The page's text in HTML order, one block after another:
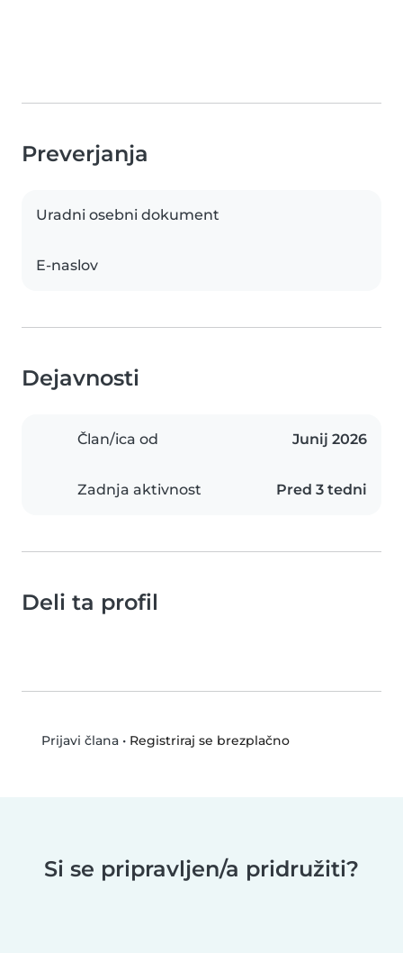
Preverjanja
Uradni osebni dokument
E-naslov
Dejavnosti
Član/ica od Junij 2026
Zadnja aktivnost Pred 3 tedni
Deli ta profil
Prijavi člana• Registriraj se brezplačno
Si se pripravljen/a pridružiti?